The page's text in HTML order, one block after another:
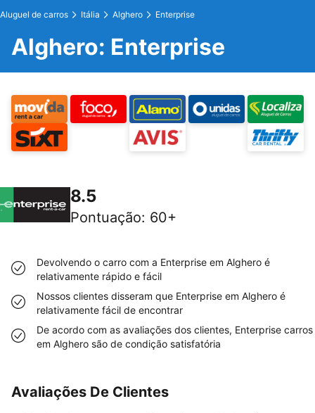
Aluguel de carros Itália Alghero Enterprise
Alghero: Enterprise
8.5
Pontuação: 60+
Devolvendo o carro com a Enterprise em Alghero é
relativamente rápido e fácil
Nossos clientes disseram que Enterprise em Alghero é
relativamente fácil de encontrar
De acordo com as avaliações dos clientes, Enterprise carros
em Alghero são de condição satisfatória
Avaliações De Clientes